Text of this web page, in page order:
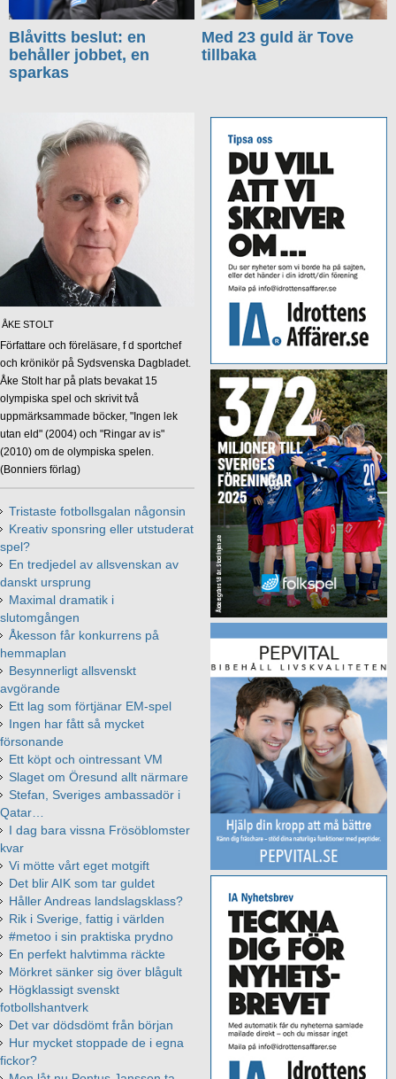
Blåvitts beslut: en
behåller jobbet, en
sparkas
Med 23 guld är Tove
tillbaka
ÅKE STOLT
Författare och föreläsare, f d sportchef
och krönikör på Sydsvenska Dagbladet.
Åke Stolt har på plats bevakat 15
olympiska spel och skrivit två
uppmärksammade böcker, "Ingen lek
utan eld" (2004) och "Ringar av is"
(2010) om de olympiska spelen.
(Bonniers förlag)
Tristaste fotbollsgalan någonsin
Kreativ sponsring eller utstuderat
spel?
En tredjedel av allsvenskan av
danskt ursprung
Maximal dramatik i
slutomgången
Åkesson får konkurrens på
hemmaplan
Besynnerligt allsvenskt
avgörande
Ett lag som förtjänar EM-spel
Ingen har fått så mycket
försonande
Ett köpt och ointressant VM
Slaget om Öresund allt närmare
Stefan, Sveriges ambassadör i
Qatar…
I dag bara vissna Frösöblomster
kvar
Vi mötte vårt eget motgift
Det blir AIK som tar guldet
Håller Andreas landslagsklass?
Rik i Sverige, fattig i världen
#metoo i sin praktiska prydno
En perfekt halvtimma räckte
Mörkret sänker sig över blågult
Högklassigt svenskt
fotbollshantverk
Det var dödsdömt från början
Hur mycket stoppade de i egna
fickor?